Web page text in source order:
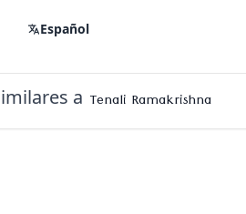
Español
a Tenali Ramakrishna